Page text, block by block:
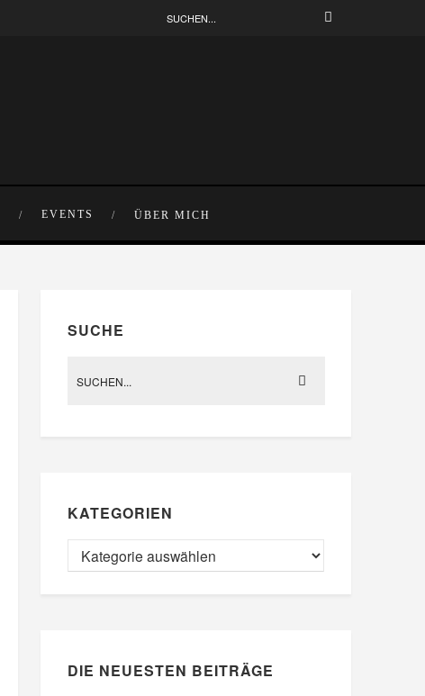
EVENTS ÜBER MICH
SUCHE
KATEGORIEN
DIE NEUESTEN BEITRÄGE